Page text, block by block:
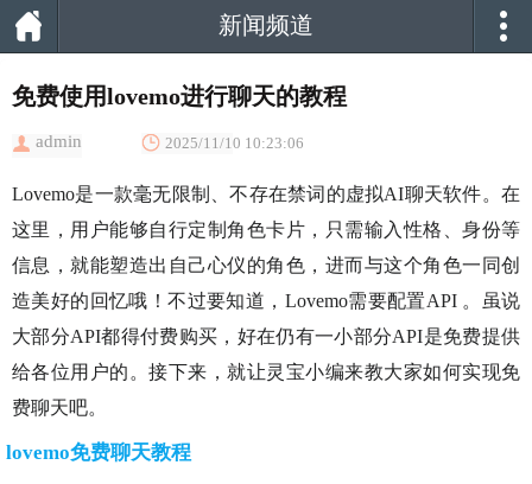
新闻频道
免费使用lovemo进行聊天的教程
admin 2025/11/10 10:23:06
Lovemo是一款毫无限制、不存在禁词的虚拟AI聊天软件。在
这里，用户能够自行定制角色卡片，只需输入性格、身份等
信息，就能塑造出自己心仪的角色，进而与这个角色一同创
造美好的回忆哦！不过要知道，Lovemo需要配置API 。虽说
大部分API都得付费购买，好在仍有一小部分API是免费提供
给各位用户的。接下来，就让灵宝小编来教大家如何实现免
费聊天吧。
lovemo免费聊天教程